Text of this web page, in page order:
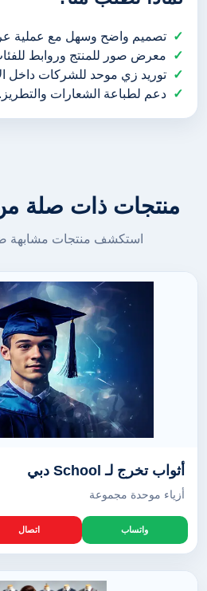
تصميم واضح وسهل مع عملية
معرض صور للمنتج وروابط
توريد زي موحد للشركات داخل
دعم لطباعة الشعارات والتطريز.
منتجات ذات صلة
استكشف منتجات مشابهة
أثواب تخرج لـ School دبي
أزياء موحدة مجموعة
واتساب اتصال